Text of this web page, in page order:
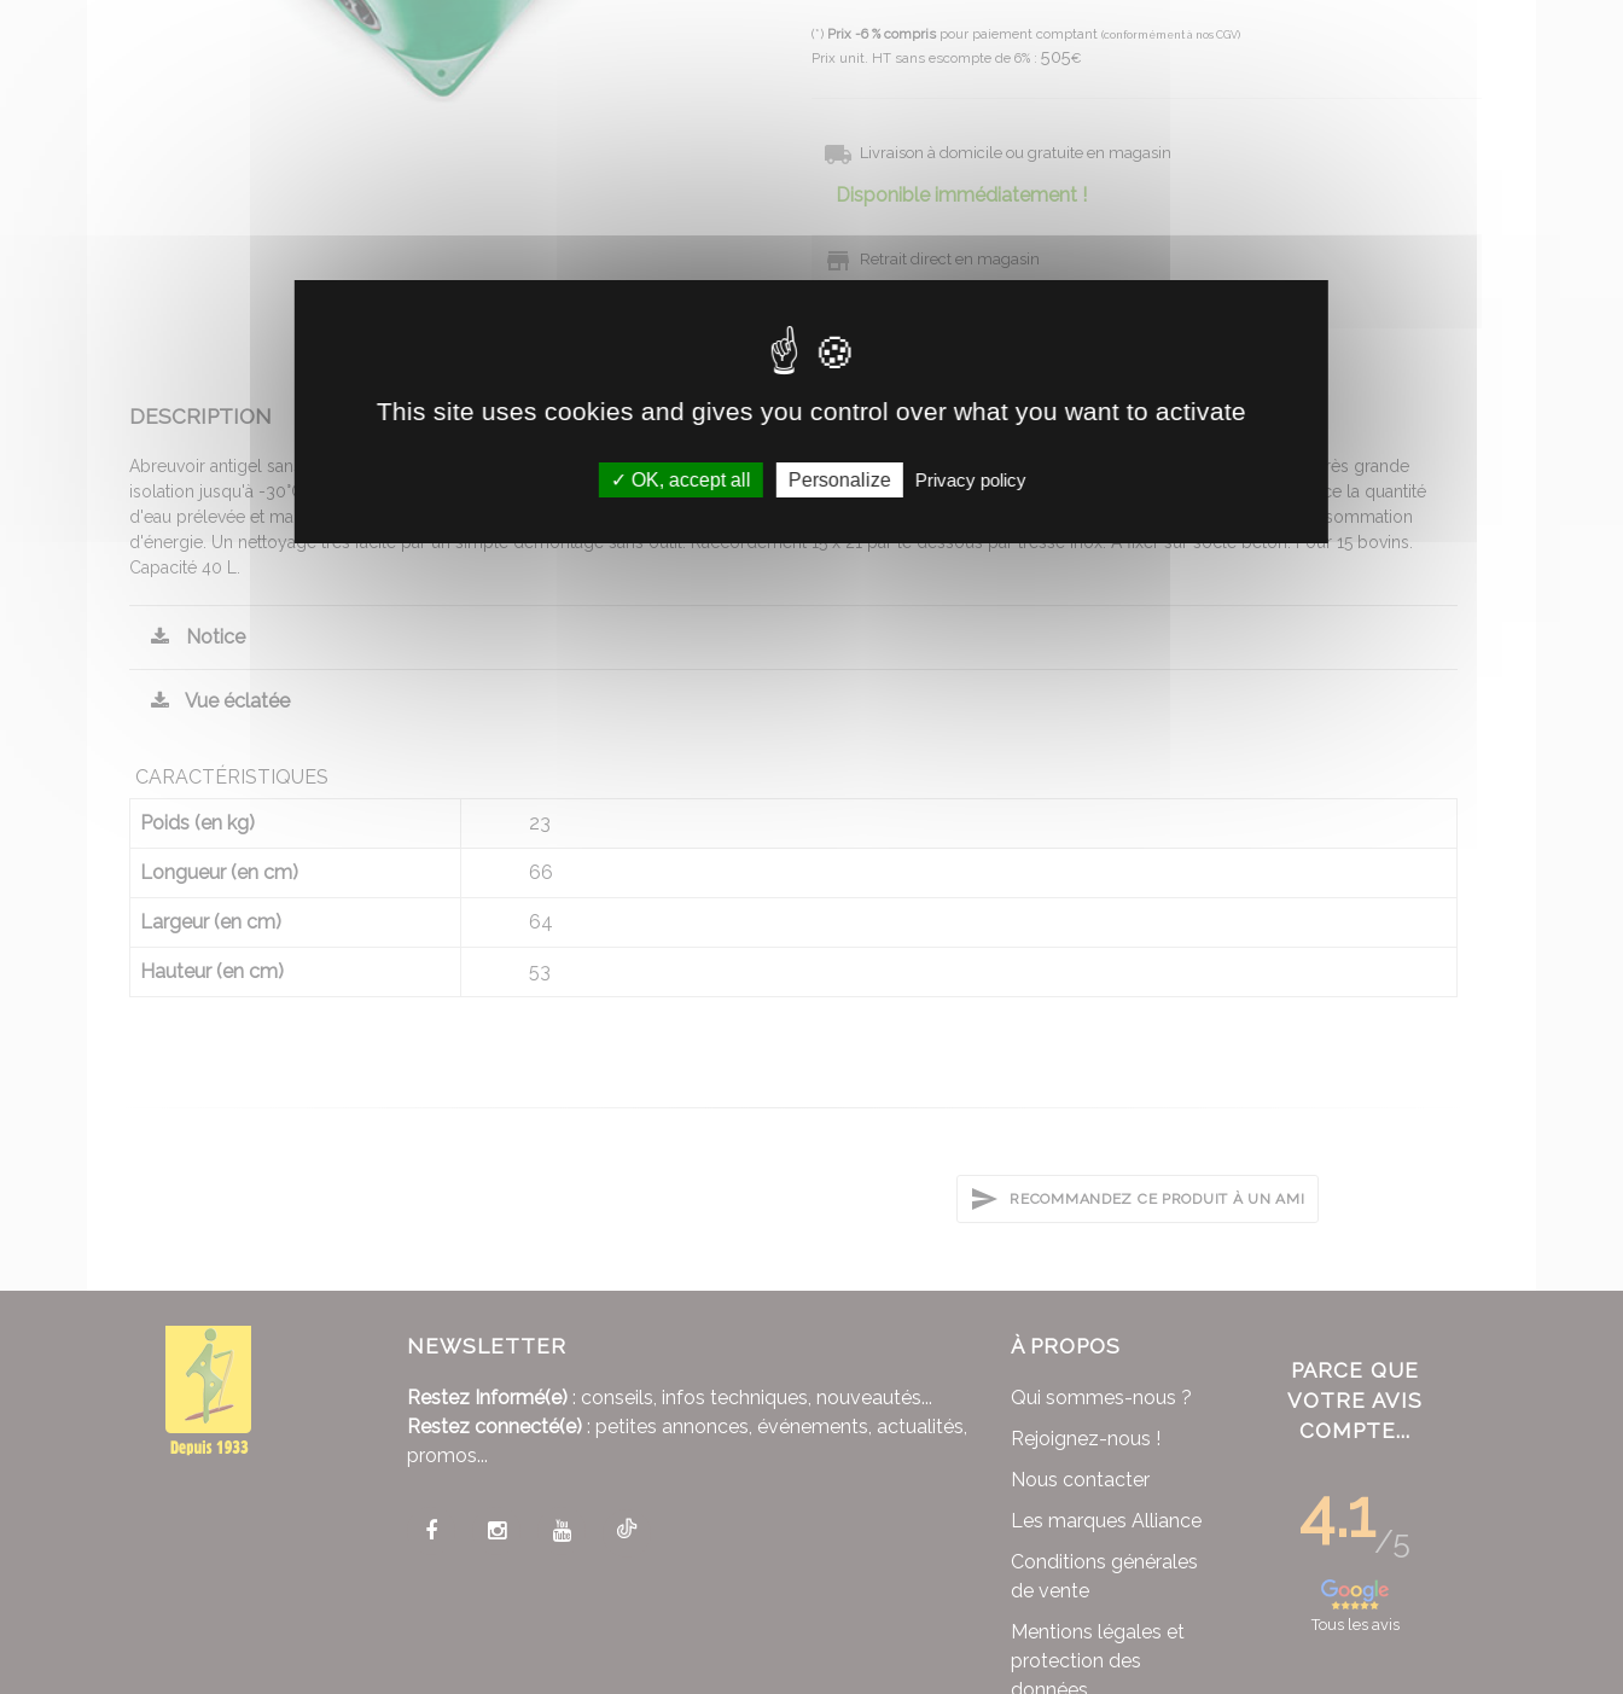
(*) Prix -6 % compris pour paiement comptant (conformément à nos CGV)
Prix unit. HT sans escompte de 6% : 505€
Livraison à domicile ou gratuite en magasin
Disponible immédiatement !
Retrait direct en magasin
DESCRIPTION
Abreuvoir antigel sans électricité, à niveau constant. En polyéthylène haute densité avec double paroi remplie de mousse polyuréthane qui procure une très grande
isolation jusqu'à -30°C et garantie une eau tempérée en été. Robinet à flotteur insensible à la corrosion. L'eau sous pression arrivant entre 3° et 10° remplace la quantité
d'eau prélevée et maintient naturellement l'abreuvoir hors-gel. Efficacité garantie par le constructeur. Bouchon vidange Ø 100 grande vitesse. Aucune consommation
d'énergie. Un nettoyage très facile par un simple démontage sans outil. Raccordement 15 x 21 par le dessous par tresse inox. A fixer sur socle béton. Pour 15 bovins.
Capacité 40 L.
Notice
Vue éclatée
CARACTÉRISTIQUES
Poids (en kg)
23
Longueur (en cm) 66
Largeur (en cm) 64
Hauteur (en cm) 53
RECOMMANDEZ CE PRODUIT À UN AMI
À PROPOS
Qui sommes-nous ?
Rejoignez-nous !
Nous contacter
Les marques Alliance
Conditions générales
de vente
Mentions légales et
protection des
PARCE QUE
VOTRE AVIS
COMPTE...
4.1/5
Tous les avis
NEWSLETTER
Restez Informé(e) : conseils, infos techniques, nouveautés...
Restez connecté(e) : petites annonces, événements, actualités,
promos...
This site uses cookies and gives you control over what you want to activate
OK, accept all Personalize Privacy policy